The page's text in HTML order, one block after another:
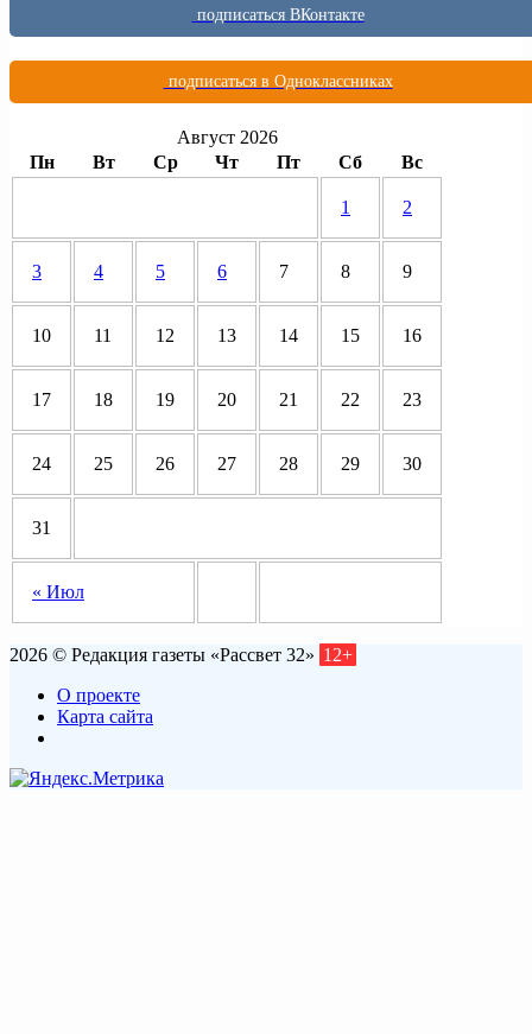
подписаться ВКонтакте
подписаться в Одноклассниках
Август 2026
Пн
Вт Ср Чт Пт Сб Вс
« Июл
1 2
3 4 5 6 7 8 9
10 11 12 13 14 15 16
17 18 19 20 21 22 23
24 25 26 27 28 29 30
31
2026 © Редакция газеты «Рассвет 32» 12+
О проекте
Карта сайта